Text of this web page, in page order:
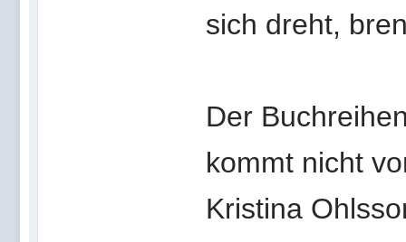
sich dreht,
Der
kommt nicht
Kristina